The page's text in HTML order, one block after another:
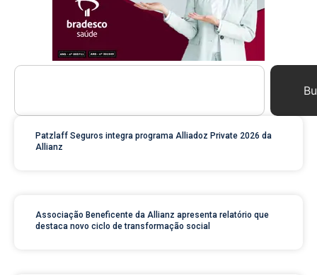
Patzlaff Seguros integra programa Alliadoz Private 2026 da
Allianz
Associação Beneficente da Allianz apresenta relatório que
destaca novo ciclo de transformação social